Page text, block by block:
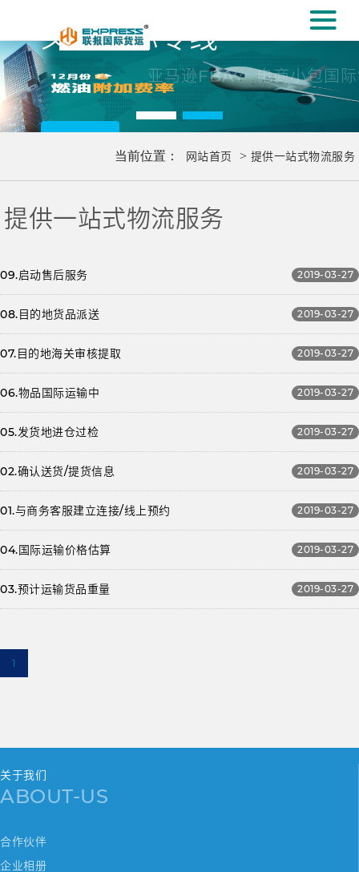
义乌国际专线
亚马逊FBA， 电商小包国际物流服
当前位置： 网站首页 > 提供一站式物流服务
提供一站式物流服务
2019-03-27
09.启动售后服务
2019-03-27
08.目的地货品派送
2019-03-27
07.目的地海关审核提取
2019-03-27
06.物品国际运输中
2019-03-27
05.发货地进仓过检
2019-03-27
02.确认送货/提货信息
2019-03-27
01.与商务客服建立连接/线上预约
2019-03-27
04.国际运输价格估算
2019-03-27
03.预计运输货品重量
1
关于我们
ABOUT-US
合作伙伴
企业相册